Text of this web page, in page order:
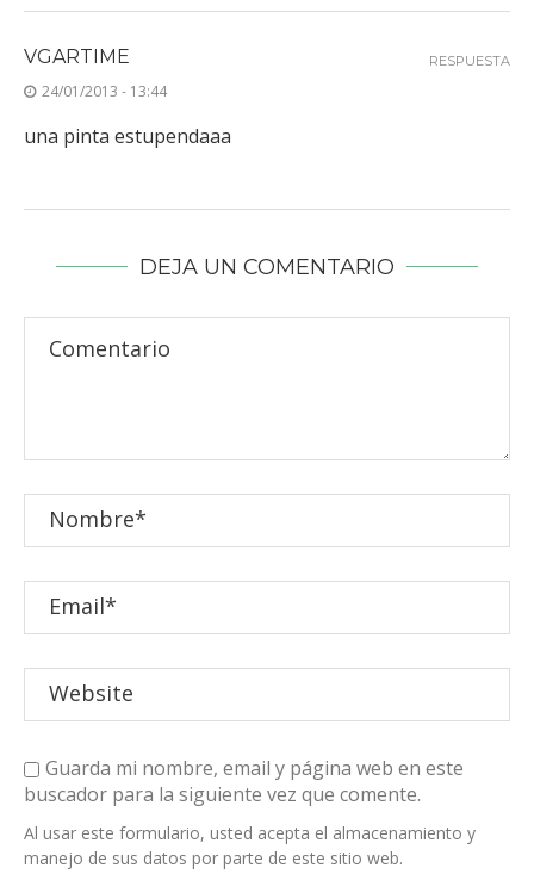
VGARTIME
24/01/2013 - 13:44
una pinta estupendaaa
RESPUESTA
DEJA UN COMENTARIO
Guarda mi nombre, email y página web en este
buscador para la siguiente vez que comente.
Al usar este formulario, usted acepta el almacenamiento y
manejo de sus datos por parte de este sitio web.